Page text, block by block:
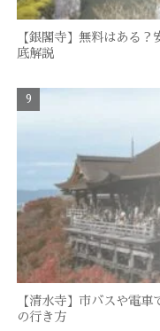
【銀閣寺】無料はある
底解説
【清水寺】市バスや電
の行き方